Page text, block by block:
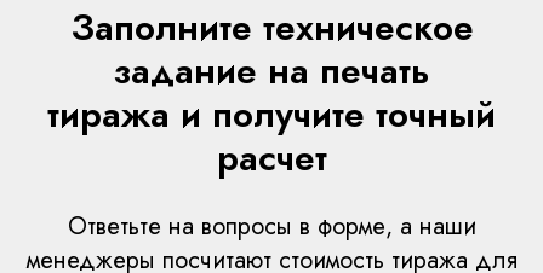
Иллюстрированные книги различных форматов для
сравнения
Книга "Вымыть слона" Зеэвы Никберг
Книга В. Семисалова "Деньга"
Заполните техническое
задание на печать
тиража и получите точный
расчет
Ответьте на вопросы в форме, а наши
менеджеры посчитают стоимость тиража для